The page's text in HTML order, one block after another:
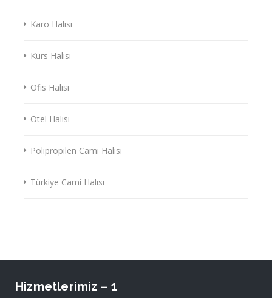
Karo Halısı
Kurs Halısı
Ofis Halısı
Otel Halısı
Polipropilen Cami Halısı
Türkiye Cami Halısı
Hizmetlerimiz – 1